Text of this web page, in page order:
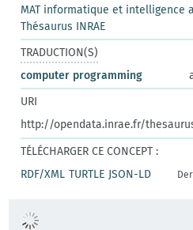
MAT informatique et intelligence
Thésaurus INRAE
TRADUCTION(S)
computer programming
URI
http://opendata.inrae.fr/
TÉLÉCHARGER CE CONCEPT :
RDF/XML TURTLE JSON-LD